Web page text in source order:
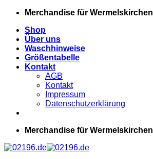
Zum
springen
Merchandise für Wermelskirchen
Shop
Über uns
Waschhinweise
Größentabelle
Kontakt
AGB
Kontakt
Impressum
Datenschutzerklärung
Merchandise für Wermelskirchen